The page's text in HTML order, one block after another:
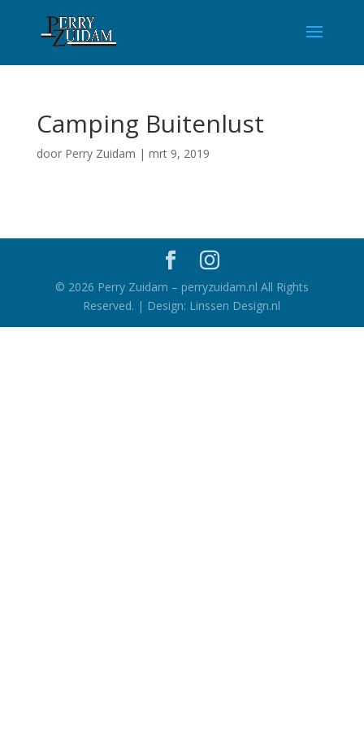
Camping Buitenlust
door Perry Zuidam | mrt 9, 2019
© 2026 Perry Zuidam – perryzuidam.nl All Rights
Reserved. | Design: Linssen Design.nl